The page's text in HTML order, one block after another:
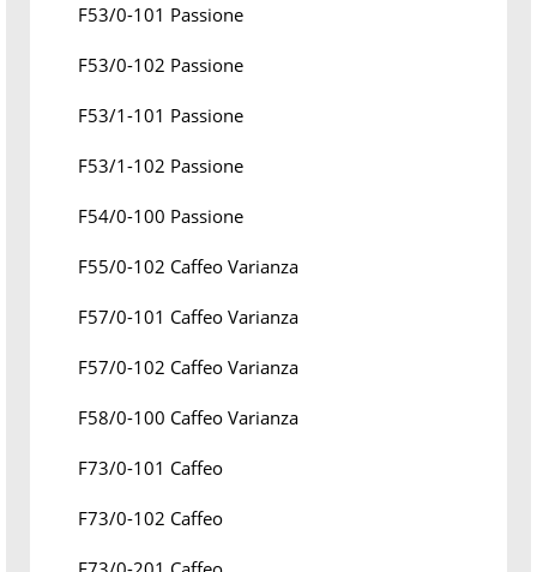
F53/0-101 Passione
F53/0-102 Passione
F53/1-101 Passione
F53/1-102 Passione
F54/0-100 Passione
F55/0-102 Caffeo Varianza
F57/0-101 Caffeo Varianza
F57/0-102 Caffeo Varianza
F58/0-100 Caffeo Varianza
F73/0-101 Caffeo
F73/0-102 Caffeo